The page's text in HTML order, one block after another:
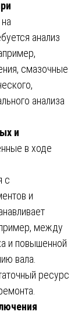
анализ
смазочные
анализа
и
в ходе
с
и
между
и повышенной
вала.
ресурс